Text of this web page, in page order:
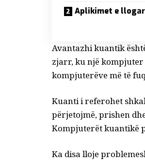
Aplikimet e
Avantazhi kuantik
zjarr, ku një kompjuter
kompjuterëve më të
Kuanti i referohet
përjetojmë, prishen
Kompjuterët kuantikë
Ka disa lloje